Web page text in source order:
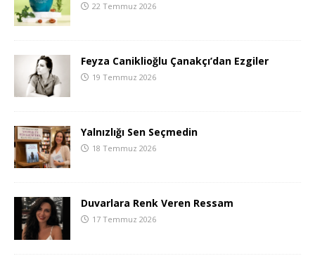
22 Temmuz 2026
Feyza Caniklioğlu Çanakçı’dan Ezgiler
19 Temmuz 2026
Yalnızlığı Sen Seçmedin
18 Temmuz 2026
Duvarlara Renk Veren Ressam
17 Temmuz 2026